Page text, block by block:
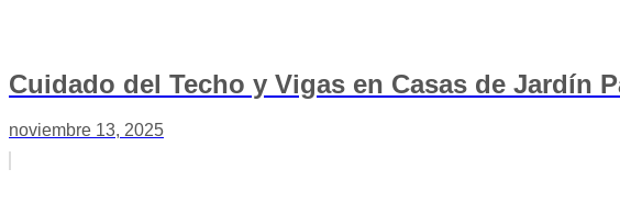
Cuidado del Techo y Vigas en Casas de Jardín
noviembre 13, 2025